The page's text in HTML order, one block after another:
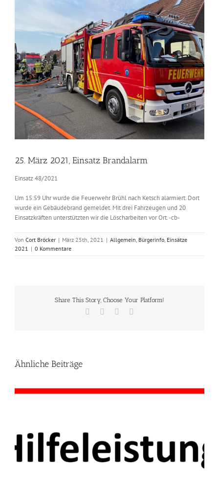
25. März 2021, Einsatz Brandalarm
Einsatz 48/2021
Um 15:59 Uhr wurde die Feuerwehr Brühl nach Ketsch alarmiert. Dort
wurde ein Gebäudebrand gemeldet. Mit drei Fahrzeugen und 20
Einsatzkräften unterstützten wir die Löscharbeiten vor Ort. -cb-
Von Cort Bröcker | März 25th, 2021 | Allgemein Bürgerinfo Einsätze
2021 | 0 Kommentare
Share This Story, Choose Your Platform!
Facebook
Ähnliche Beiträge